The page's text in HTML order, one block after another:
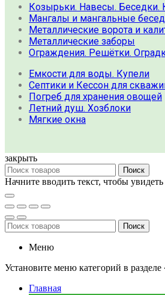
Козырьки. Навесы. Беседки.
Мангалы и мангальные
Металлические ворота и
Металлические заборы
Ограждения. Решётки.
Емкости для воды. Купели
Септики и Кессон для
Погреб для хранения овощей
Летний душ. Хозблоки
Мягкие окна
закрыть
Поиск
Начните вводить текст, чтобы
Поиск
Меню
Установите меню категорий в
Главная